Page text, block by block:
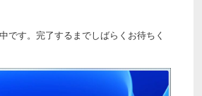
です。完了するまでしばらくお待ちく